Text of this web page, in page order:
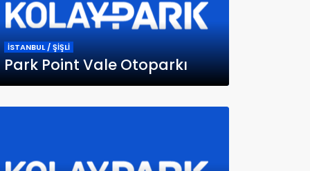
İSTANBUL / ŞİŞLİ
Park Point Vale Otoparkı